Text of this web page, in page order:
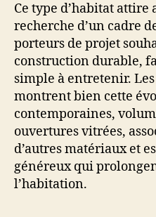
Ce type d’habitat
recherche d’un cadre
porteurs de projet
construction durable,
simple à entretenir.
montrent bien cette
contemporaines,
ouvertures vitrées,
d’autres matériaux et
généreux qui
l’habitation.